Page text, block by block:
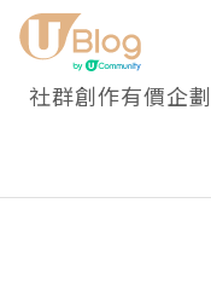
社群創作有價企劃